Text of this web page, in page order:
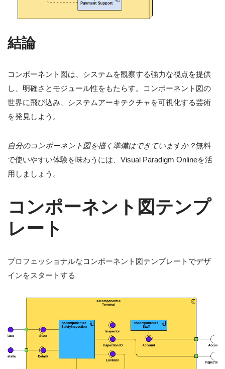
結論
コンポーネント図は、システムを観察する強力な視点を提供
し、明確さとモジュール性をもたらす。コンポーネント図の
世界に飛び込み、システムアーキテクチャを可視化する芸術
を発見しよう。
自分のコンポーネント図を描く準備はできていますか？無料
で使いやすい体験を味わうには、Visual Paradigm Onlineを活
用しましょう。
コンポーネント図テンプ
レート
プロフェッショナルなコンポーネント図テンプレートでデザ
インをスタートする